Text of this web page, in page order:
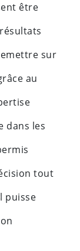
être
sur
au
dans les
tout
puisse